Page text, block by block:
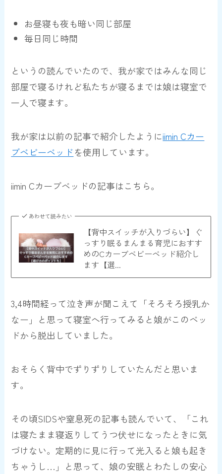
お昼寝も夜も暗い同じ部屋
毎日同じ時間
というの読んでいたので、我が家ではみんな同じ
部屋で寝るけれど私たちが寝るまでは娘は寝室で
一人で寝ます。
我が家は以前の記事で紹介したようにiimin Cカー
ブベビーベッドを使用しています。
iimin Cカーブベッドの記事はこちら。
あわせて読みたい
【背中スイッチが入りづらい】ぐ
っすり眠るまんまる育児におすす
めのCカーブベビーベッド紹介し
ます【選...
3,4時間経って泣き声が聞こえて「そろそろ授乳か
なー」と思って寝室へ行ってみると娘がこのベッ
ドから脱出していました。
おそらく背中でずりずりしていたんだと思いま
す。
その頃SIDSや窒息死の記事も読んでいて、「これ
は寝たまま寝返りしてうつ伏せになったときに気
づけない。定期的に見に行って光入ると娘も起き
ちゃうし…」と思って、娘の安眠とわたしの安心